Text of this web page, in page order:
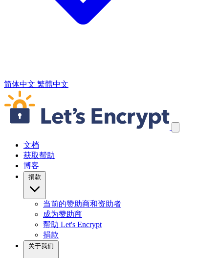
简体中文 繁體中文
跳过导航链接
文档
获取帮助
博客
捐款
当前的赞助商和资助者
成为赞助商
帮助 Let's Encrypt
捐款
关于我们